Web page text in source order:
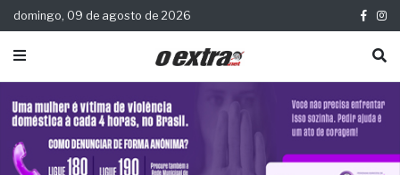
domingo, 09 de agosto de 2026